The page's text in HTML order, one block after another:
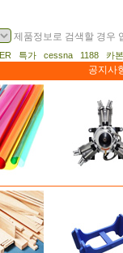
제품정보로 검색할 경우
특가 cessna 1188 카
공지사